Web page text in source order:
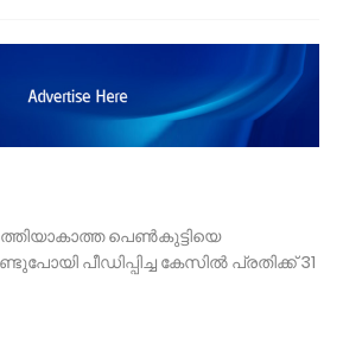
പെണ്‍കുട്ടിയെ
പീഡിപ്പിച്ച കേസില്‍ പ്രതിക്ക് 31